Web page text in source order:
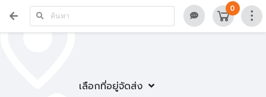
เลือกที่อยู่จัดส่ง
0